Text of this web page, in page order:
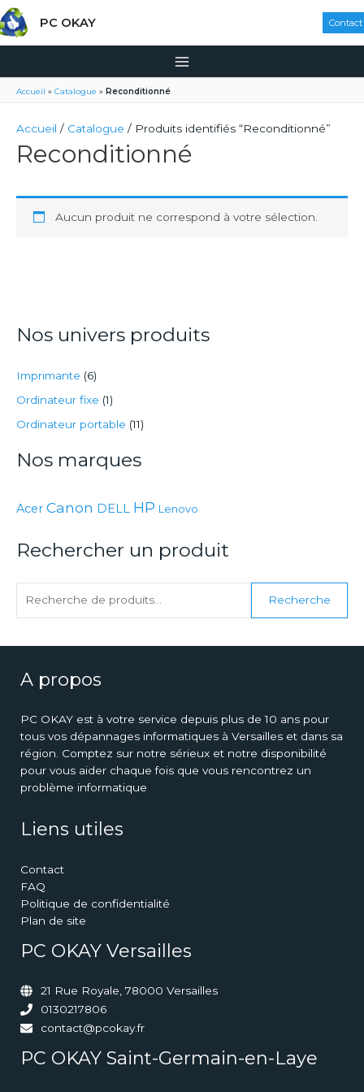
PC OKAY Contact
Accueil » Catalogue » Reconditionné
Accueil / Catalogue / Produits identifiés “Reconditionné”
Reconditionné
Aucun produit ne correspond à votre sélection.
Nos univers produits
Imprimante (6)
Ordinateur fixe (1)
Ordinateur portable (11)
Nos marques
Acer Canon DELL HP Lenovo
Rechercher un produit
R
c
h
e
c
e
o
Recherche
A propos
PC OKAY est à votre service depuis plus de 10 ans pour
tous vos dépannages informatiques à Versailles et dans sa
région. Comptez sur notre sérieux et notre disponibilité
pour vous aider chaque fois que vous rencontrez un
problème informatique
Liens utiles
Contact
FAQ
Politique de confidentialité
Plan de site
PC OKAY Versailles
21 Rue Royale, 78000 Versailles
0130217806
contact@pcokay.fr
PC OKAY Saint-Germain-en-Laye